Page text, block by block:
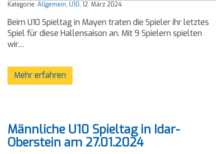
Kategorie: Allgemein, U10, 12. März 2024
Beim U10 Spieltag in Mayen traten die Spieler ihr letztes
Spiel für diese Hallensaison an. Mit 9 Spielern spielten
wir…
Mehr erfahren
Männliche U10 Spieltag in Idar-
Oberstein am 27.01.2024